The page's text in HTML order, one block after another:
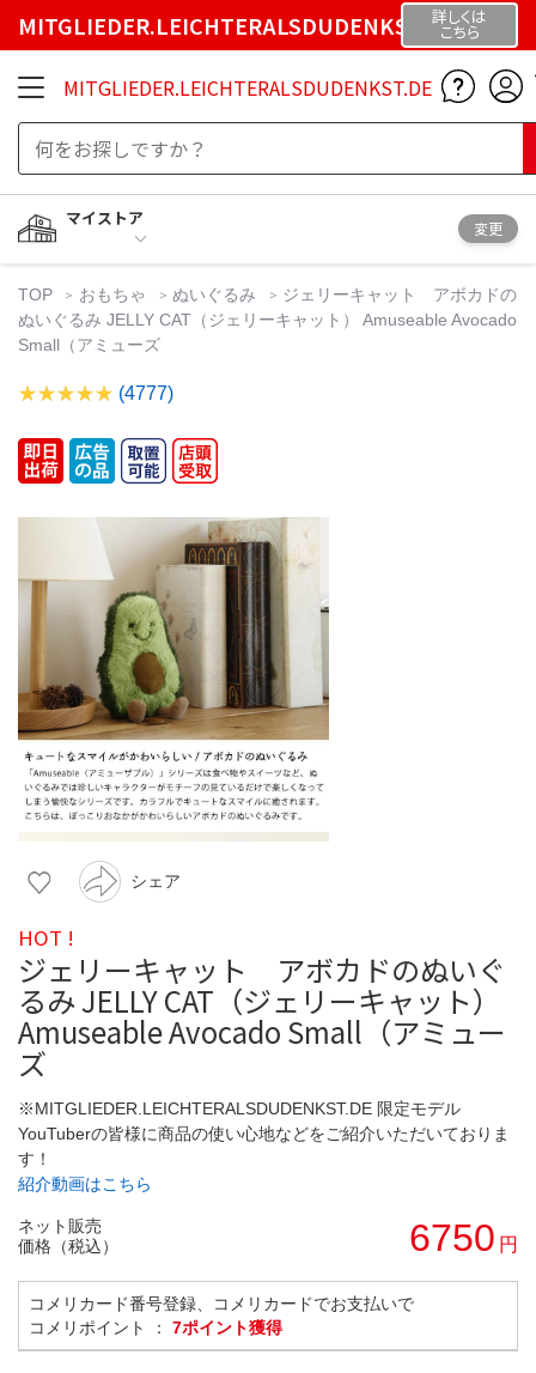
MITGLIEDER.LEICHTERALSDUDENKST.DE詳しくは
こちら
MITGLIEDER.LEICHTERALSDUDENKST.DE
マイストア
変更
TOP おもちゃ ぬいぐるみ
ジェリーキャット アボカドの
ぬいぐるみ JELLY CAT（ジェリーキャット） Amuseable Avocado
Small（アミューズ
(4777)
シェア
HOT !
ジェリーキャット アボカドのぬいぐ
るみ JELLY CAT（ジェリーキャット）
Amuseable Avocado Small（アミュー
ズ
※MITGLIEDER.LEICHTERALSDUDENKST.DE 限定モデル
YouTuberの皆様に商品の使い心地などをご紹介いただいておりま
す！
紹介動画はこちら
ネット販売
価格（税込）
6750 円
コメリカード番号登録、コメリカードでお支払いで
コメリポイント ： 7ポイント獲得